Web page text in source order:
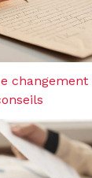
changement